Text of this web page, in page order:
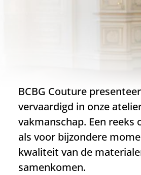
BCBG Couture
vervaardigd in onze
vakmanschap. Een
als voor bijzondere
kwaliteit van de
samenkomen.